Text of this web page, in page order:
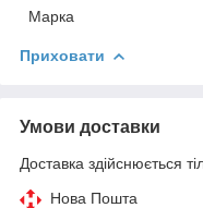
Марка
Приховати
Умови доставки
Доставка здійснюється
Нова Пошта